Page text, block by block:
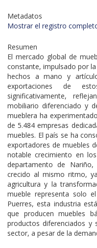
Metadatos
Mostrar el registro
Resumen
El mercado global de
constante, impulsado por
hechos a mano y
exportaciones de
significativamente,
mobiliario diferenciado y
mueblera ha
de 5.484 empresas
muebles. El país se ha
exportadores de muebles
notable crecimiento en
departamento de
crecido al mismo ritmo,
agricultura y la
mueble representa solo
Puerres, esta industria
que producen muebles
productos diferenciados y
sector, a pesar de la